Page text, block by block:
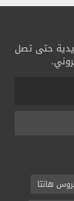
حتى تصل
هانتا